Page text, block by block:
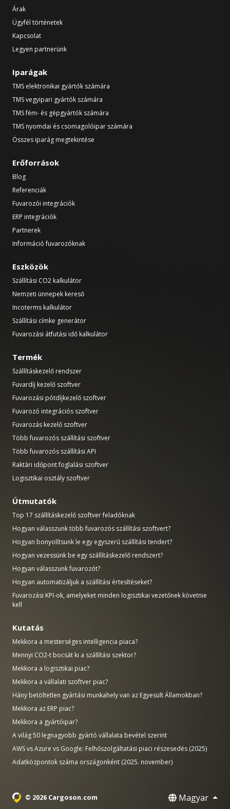
Árak
Ügyfél történetek
Kapcsolat
Legyen partnerünk
Iparágak
TMS elektronikai gyártók számára
TMS vegyipari gyártók számára
TMS fém- és gépgyártók számára
TMS nyomdai és csomagolóipar számára
Összes iparág megtekintése
Erőforrások
Blog
Referenciák
Fuvarozói integrációk
ERP integrációk
Partnerek
Információ fuvarozóknak
Eszközök
Szállítási CO2 kalkulátor
Nemzeti ünnepek kereső
Incoterms kalkulátor
Szállítási címke generátor
Fuvarozási átfutási idő kalkulátor
Termék
Szállításkezelő rendszer
Fuvardíj kezelő szoftver
Fuvarozási pótdíjkezelő szoftver
Fuvarozó integrációs szoftver
Fuvarozás kezelő szoftver
Több fuvarozós szállítási szoftver
Több fuvarozós szállítási API
Raktári időpont foglalási szoftver
Logisztikai osztály szoftver
Útmutatók
Top 17 szállításkezelő szoftver feladóknak
Hogyan válasszunk több fuvarozós szállítási szoftvert?
Hogyan bonyolítsunk le egy egyszerű szállítási tendert?
Hogyan vezessünk be egy szállításkezelő rendszert?
Hogyan válasszunk fuvarozót?
Hogyan automatizáljuk a szállítási értesítéseket?
Fuvarozási KPI-ok, amelyeket minden logisztikai vezetőnek követnie
kell
Kutatás
Mekkora a mesterséges intelligencia piaca?
Mennyi CO2-t bocsát ki a szállítási szektor?
Mekkora a logisztikai piac?
Mekkora a vállalati szoftver piac?
Hány betöltetlen gyártási munkahely van az Egyesült Államokban?
Mekkora az ERP piac?
Mekkora a gyártóipar?
A világ 50 legnagyobb gyártó vállalata bevétel szerint
AWS vs Azure vs Google: Felhőszolgáltatási piaci részesedés (2025)
Adatközpontok száma országonként (2025. november)
© 2026 Cargoson.com Magyar